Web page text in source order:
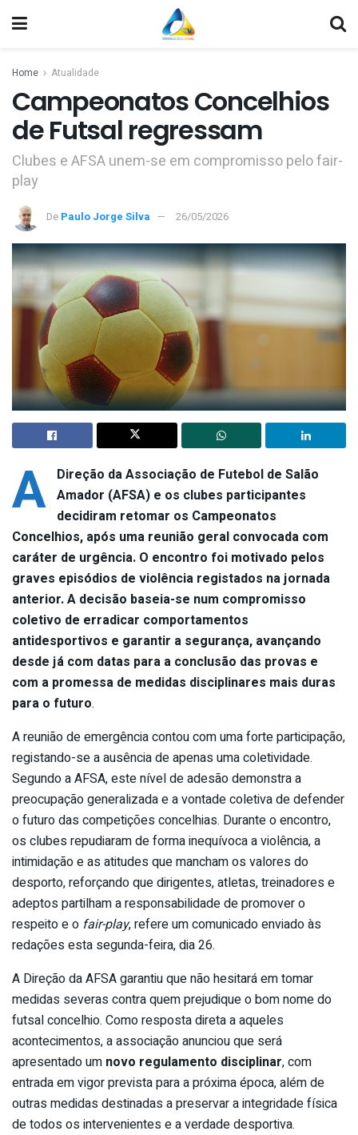
Home Atualidade
Campeonatos Concelhios
de Futsal regressam
Clubes e AFSA unem-se em compromisso pelo fair-
play
De Paulo Jorge Silva 26/05/2026
A Direção da Associação de Futebol de Salão
Amador (AFSA) e os clubes participantes
decidiram retomar os Campeonatos
Concelhios, após uma reunião geral convocada com
caráter de urgência. O encontro foi motivado pelos
graves episódios de violência registados na jornada
anterior. A decisão baseia-se num compromisso
coletivo de erradicar comportamentos
antidesportivos e garantir a segurança, avançando
desde já com datas para a conclusão das provas e
com a promessa de medidas disciplinares mais duras
para o futuro.
A reunião de emergência contou com uma forte participação,
registando-se a ausência de apenas uma coletividade.
Segundo a AFSA, este nível de adesão demonstra a
preocupação generalizada e a vontade coletiva de defender
o futuro das competições concelhias. Durante o encontro,
os clubes repudiaram de forma inequívoca a violência, a
intimidação e as atitudes que mancham os valores do
desporto, reforçando que dirigentes, atletas, treinadores e
adeptos partilham a responsabilidade de promover o
respeito e o fair-play, refere um comunicado enviado às
redações esta segunda-feira, dia 26.
A Direção da AFSA garantiu que não hesitará em tomar
medidas severas contra quem prejudique o bom nome do
futsal concelhio. Como resposta direta a aqueles
acontecimentos, a associação anunciou que será
apresentado um novo regulamento disciplinar, com
entrada em vigor prevista para a próxima época, além de
outras medidas destinadas a preservar a integridade física
de todos os intervenientes e a verdade desportiva.